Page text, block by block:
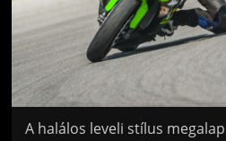
A halálos leveli stílus